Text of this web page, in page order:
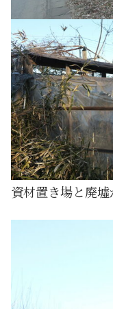
資材置き場と廃墟